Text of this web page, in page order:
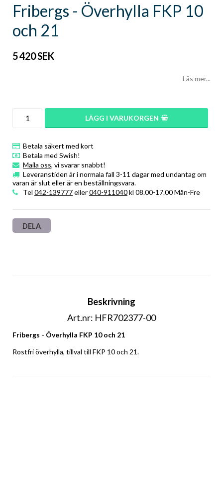
Fribergs - Överhylla FKP 10
och 21
5 420 SEK
Läs mer...
LÄGG I VARUKORGEN
Betala säkert med kort
Betala med Swish!
Maila oss, vi svarar snabbt!
Leveranstiden är i normala fall 3-11 dagar med undantag om
varan är slut eller är en beställningsvara.
Tel 042-139777eller040-911040kl 08.00-17.00 Mån-Fre
DELA
Beskrivning
Art.nr: HFR702377-00
Fribergs - Överhylla FKP 10 och 21
Rostfri överhylla, tillval till FKP 10 och 21.